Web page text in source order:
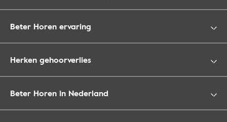
Beter Horen ervaring
Herken gehoorverlies
Beter Horen in Nederland